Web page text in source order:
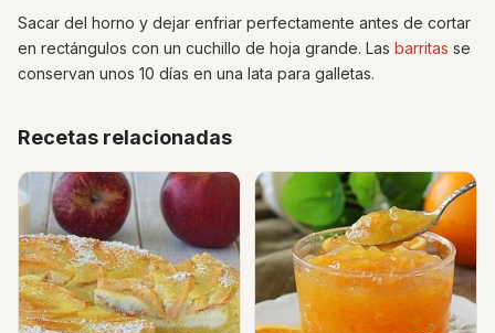
Sacar del horno y dejar enfriar perfectamente antes de cortar
en rectángulos con un cuchillo de hoja grande. Las barritas se
conservan unos 10 días en una lata para galletas.
Recetas relacionadas